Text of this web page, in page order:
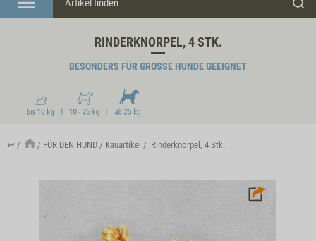
Menü
RINDERKNORPEL, 4 STK.
BESONDERS FÜR GROSSE HUNDE GEEIGNET
↩ FÜR DEN HUND Kauartikel Rinderknorpel, 4 Stk.